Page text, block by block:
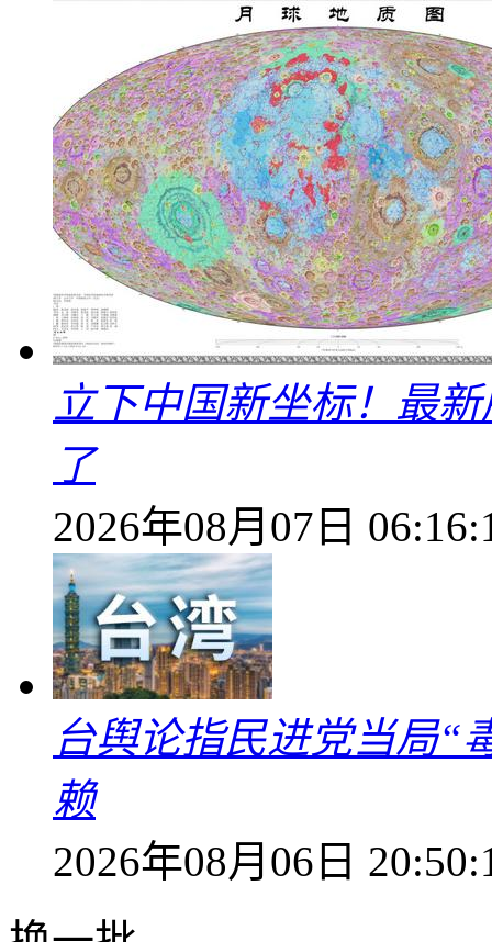
立下中国新坐标！最
了
2026年08月07日
台舆论指民进党当局“
赖
2026年08月06日